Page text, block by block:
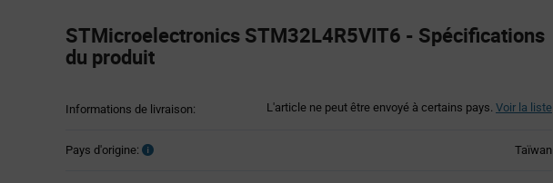
Specification
Section
STMicroelectronics STM32L4R5VIT6 - Spécifications
du produit
Informations de livraison: L'article ne peut être envoyé à certains pays. Voir la liste
Pays d'origine: Taïwan